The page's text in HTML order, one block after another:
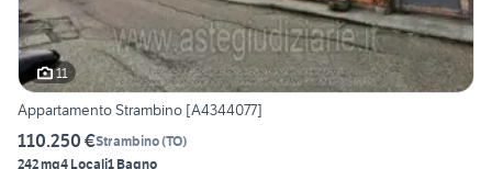
11
Appartamento Strambino [A4344077]
110.250 €Strambino(TO)
242 mq4 Locali1 Bagno